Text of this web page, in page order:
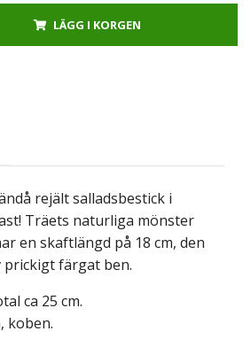
LÄGG I KORGEN
rejält salladsbestick i
Träets naturliga mönster
en skaftlängd på 18 cm, den
prickigt färgat ben.
ca 25 cm.
koben.